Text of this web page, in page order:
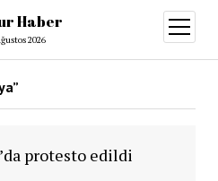
Haber
2026
aç
protesto edildi